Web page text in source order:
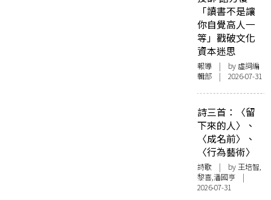
「讀書不是讓
你自覺高人一
等」戳破文化
資本迷思
報導 | by 虛詞編
輯部 | 2026-07-31
詩三首：〈留
下來的人〉、
〈成名前〉、
〈行為藝術〉
詩歌 | by 王培智,
黎喜,潘國亨 |
2026-07-31